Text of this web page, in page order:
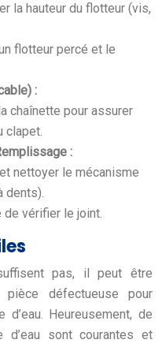
la hauteur du flotteur (vis,
flotteur percé et le
:
chaînette pour assurer
clapet.
:
nettoyer le mécanisme
dents).
de vérifier le joint.
pas, il peut être
défectueuse pour
Heureusement, de
d’eau sont courantes et